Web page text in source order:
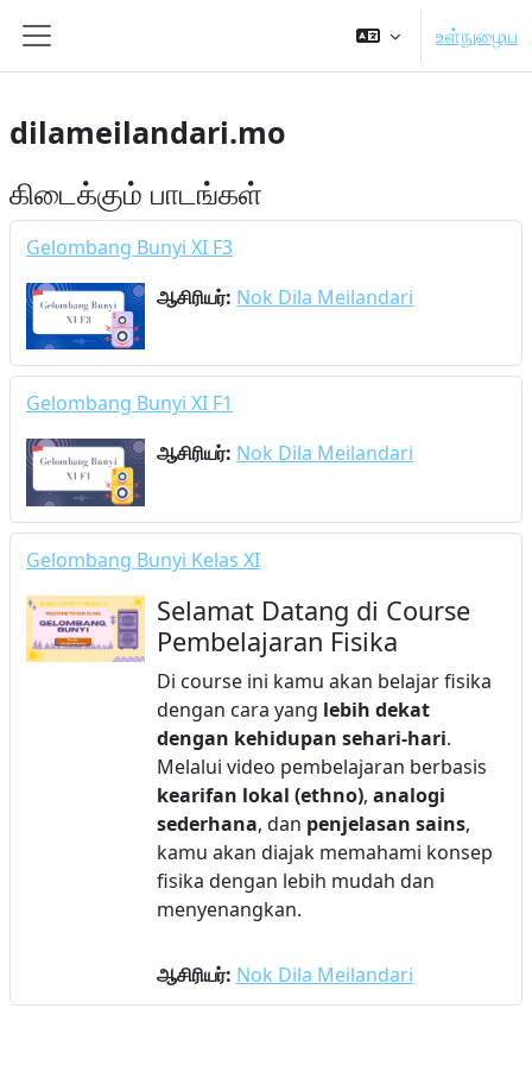
Side panel
உள்நுழைய
dilameilandari.mo
கிடைக்கும் பாடங்கள்
Gelombang Bunyi XI F3
ஆசிரியர்: Nok Dila Meilandari
Gelombang Bunyi XI F1
ஆசிரியர்: Nok Dila Meilandari
Gelombang Bunyi Kelas XI
Selamat Datang di Course
Pembelajaran Fisika
Di course ini kamu akan belajar fisika
dengan cara yang lebih dekat
dengan kehidupan sehari-hari.
Melalui video pembelajaran berbasis
kearifan lokal (ethno), analogi
sederhana, dan penjelasan sains,
kamu akan diajak memahami konsep
fisika dengan lebih mudah dan
menyenangkan.
ஆசிரியர்: Nok Dila Meilandari